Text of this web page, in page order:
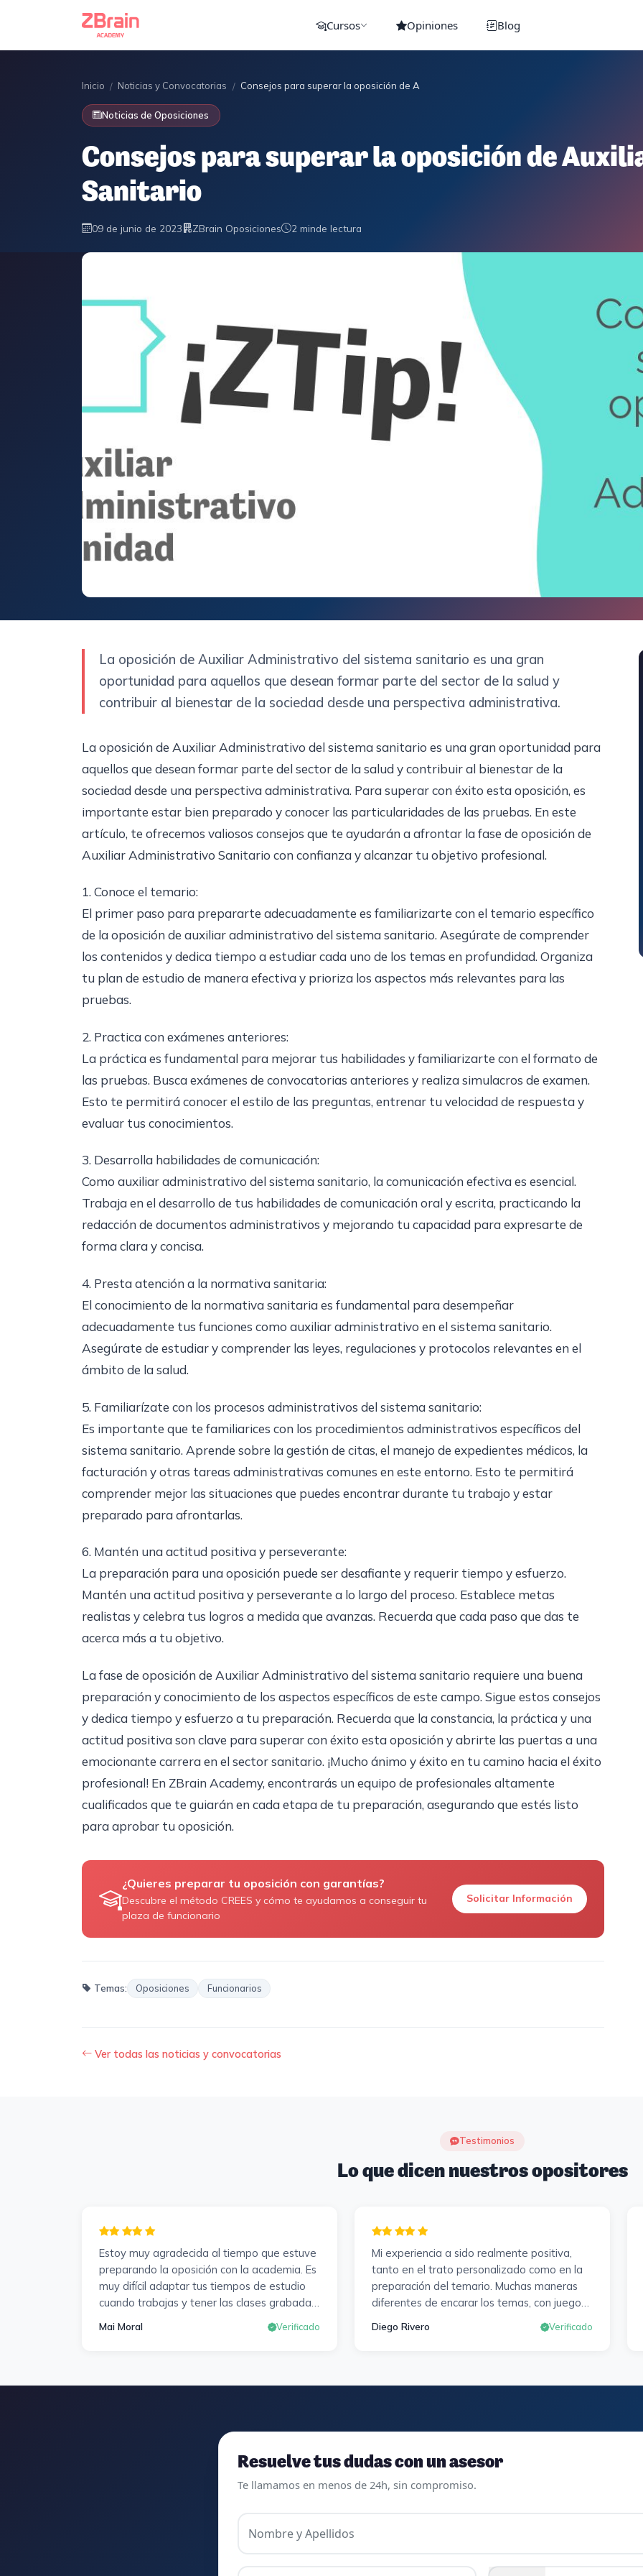
Cursos Opiniones Blog
Inicio / Noticias y Convocatorias / Consejos para superar la oposición de Auxiliar Administrativo Sanitario
Noticias de Oposiciones
Consejos para superar la oposición de
Sanitario
09 de junio de 2023 ZBrain Oposiciones 2 minde lectura
La oposición de Auxiliar Administrativo del sistema sanitario es una gran
oportunidad para aquellos que desean formar parte del sector de la salud y
contribuir al bienestar de la sociedad desde una perspectiva administrativa.
La oposición de Auxiliar Administrativo del sistema sanitario es una gran oportunidad para
aquellos que desean formar parte del sector de la salud y contribuir al bienestar de la
sociedad desde una perspectiva administrativa. Para superar con éxito esta oposición, es
importante estar bien preparado y conocer las particularidades de las pruebas. En este
artículo, te ofrecemos valiosos consejos que te ayudarán a afrontar la fase de oposición de
Auxiliar Administrativo Sanitario con confianza y alcanzar tu objetivo profesional.
1. Conoce el temario:
El primer paso para prepararte adecuadamente es familiarizarte con el temario específico
de la oposición de auxiliar administrativo del sistema sanitario. Asegúrate de comprender
los contenidos y dedica tiempo a estudiar cada uno de los temas en profundidad. Organiza
tu plan de estudio de manera efectiva y prioriza los aspectos más relevantes para las
pruebas.
2. Practica con exámenes anteriores:
La práctica es fundamental para mejorar tus habilidades y familiarizarte con el formato de
las pruebas. Busca exámenes de convocatorias anteriores y realiza simulacros de examen.
Esto te permitirá conocer el estilo de las preguntas, entrenar tu velocidad de respuesta y
evaluar tus conocimientos.
3. Desarrolla habilidades de comunicación:
Como auxiliar administrativo del sistema sanitario, la comunicación efectiva es esencial.
Trabaja en el desarrollo de tus habilidades de comunicación oral y escrita, practicando la
redacción de documentos administrativos y mejorando tu capacidad para expresarte de
forma clara y concisa.
4. Presta atención a la normativa sanitaria:
El conocimiento de la normativa sanitaria es fundamental para desempeñar
adecuadamente tus funciones como auxiliar administrativo en el sistema sanitario.
Asegúrate de estudiar y comprender las leyes, regulaciones y protocolos relevantes en el
ámbito de la salud.
5. Familiarízate con los procesos administrativos del sistema sanitario:
Es importante que te familiarices con los procedimientos administrativos específicos del
sistema sanitario. Aprende sobre la gestión de citas, el manejo de expedientes médicos, la
facturación y otras tareas administrativas comunes en este entorno. Esto te permitirá
comprender mejor las situaciones que puedes encontrar durante tu trabajo y estar
preparado para afrontarlas.
6. Mantén una actitud positiva y perseverante:
La preparación para una oposición puede ser desafiante y requerir tiempo y esfuerzo.
Mantén una actitud positiva y perseverante a lo largo del proceso. Establece metas
realistas y celebra tus logros a medida que avanzas. Recuerda que cada paso que das te
acerca más a tu objetivo.
La fase de oposición de Auxiliar Administrativo del sistema sanitario requiere una buena
preparación y conocimiento de los aspectos específicos de este campo. Sigue estos consejos
y dedica tiempo y esfuerzo a tu preparación. Recuerda que la constancia, la práctica y una
actitud positiva son clave para superar con éxito esta oposición y abrirte las puertas a una
emocionante carrera en el sector sanitario. ¡Mucho ánimo y éxito en tu camino hacia el éxito
profesional! En ZBrain Academy, encontrarás un equipo de profesionales altamente
cualificados que te guiarán en cada etapa de tu preparación, asegurando que estés listo
para aprobar tu oposición.
¿Quieres preparar tu oposición con garantías?
Descubre el método CREES y cómo te ayudamos a conseguir tu
plaza de funcionario
Solicitar Información
Temas: Oposiciones Funcionarios
Ver todas las noticias y convocatorias
Testimonios
Lo que dicen nuestros opositores
Estoy muy agradecida al tiempo que estuve
preparando la oposición con la academia. Es
muy difícil adaptar tus tiempos de estudio
cuando trabajas y tener las clases grabadas
y poder visualizarlas en cualquier momento y
las veces que sea necesario, se agradece
invertir mucho, mucho tiempo, pero que
agradece. Incluso se ofrecieron a ayudarme
a buscar impugnaciones de preguntas del
examen para subir nota. Gracias Vanesa y
Mai Moral Verificado
Mi experiencia a sido realmente positiva,
tanto en el trato personalizado como en la
preparación del temario. Muchas maneras
diferentes de encarar los temas, con juegos ,
preparación y un temario muy al día. Una
Diego Rivero Verificado
Resuelve tus dudas con un asesor
Te llamamos en menos de 24h, sin compromiso.
Nombre y Apellidos